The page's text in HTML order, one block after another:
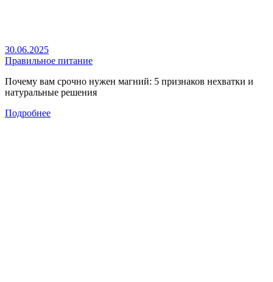
30.06.2025
Правильное питание
Почему вам срочно нужен магний: 5 признаков нехватки и
натуральные решения
Подробнее